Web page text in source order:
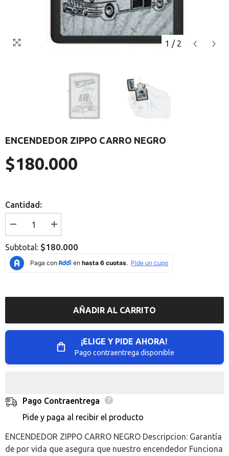
1 / 2
ENCENDEDOR ZIPPO CARRO NEGRO
Precio
regular
$180.000
Cantidad:
Error:
Missing
interpolation
value
&quot;producto&quot;
cantidad
I18n
Error:
Missing
interpolation
value
&quot;producto&quot;
cantidad
Subtotal: $180.000
AÑADIR AL CARRITO
¡ELIGE Y PIDE AHORA!
Pago contraentrega disponible
Pago Contraentrega
Pide y paga al recibir el producto
ENCENDEDOR ZIPPO CARRO NEGRO Descripcion: Garantía
de por vida que asegura que nuestro encendedor Funciona